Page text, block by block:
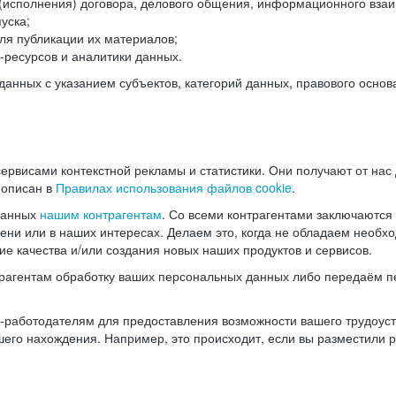
публикации их материалов;
и аналитики данных.
с указанием субъектов, категорий данных, правового
контекстной рекламы и статистики. Они получают от
в Правилах использования файлов cookie.
нашим контрагентам. Со всеми контрагентами
или в наших интересах. Делаем это, когда не обладаем
и/или создания новых наших продуктов и сервисов.
обработку ваших персональных данных либо передаём
для предоставления возможности вашего
нахождения. Например, это происходит, если вы